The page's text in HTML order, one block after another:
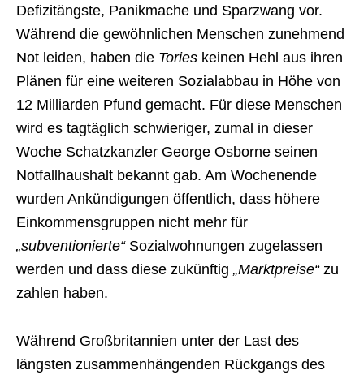
Defizitängste, Panikmache und Sparzwang vor.
Während die gewöhnlichen Menschen zunehmend
Not leiden, haben die Tories keinen Hehl aus ihren
Plänen für eine weiteren Sozialabbau in Höhe von
12 Milliarden Pfund gemacht. Für diese Menschen
wird es tagtäglich schwieriger, zumal in dieser
Woche Schatzkanzler George Osborne seinen
Notfallhaushalt bekannt gab. Am Wochenende
wurden Ankündigungen öffentlich, dass höhere
Einkommensgruppen nicht mehr für
„subventionierte“Sozialwohnungen zugelassen
werden und dass diese zukünftig „Marktpreise“zu
zahlen haben.
Während Großbritannien unter der Last des
längsten zusammenhängenden Rückgangs des